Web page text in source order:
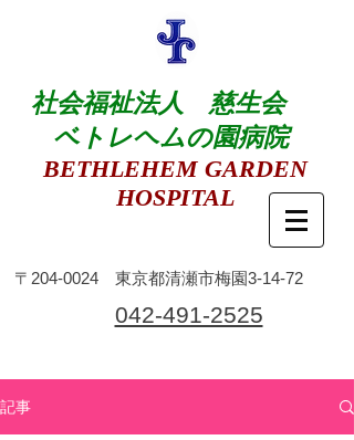
社会福祉法人 慈生会
ベトレヘムの園病院
BETHLEHEM GARDEN
HOSPITAL
​〒204-0024 東京都清瀬市梅園3-14-72
​042-491-2525
記事